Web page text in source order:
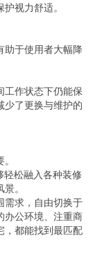
视力舒适。
助于使用者大幅降
工作状态下仍能保
少了更换与维护的
轻松融入各种装修
。
需求，自由切换于
办公环境、注重商
，都能找到最匹配